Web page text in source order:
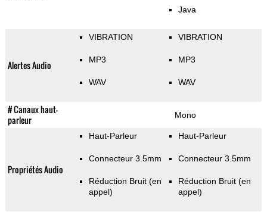
Java
Alertes Audio
VIBRATION
MP3
WAV
VIBRATION
MP3
WAV
# Canaux haut-
parleur
Mono
Propriétés Audio
Haut-Parleur
Connecteur 3.5mm
Réduction Bruit (en
appel)
Haut-Parleur
Connecteur 3.5mm
Réduction Bruit (en
appel)